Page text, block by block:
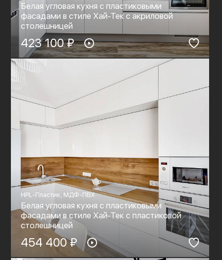
Белая угловая кухня с пластиковыми
фасадами в стиле Хай-Тек c акриловой
столешницей
423 100 ₽
HPL-Пластик, МДФ-ПВХ
Белая угловая кухня с пластиковыми
фасадами в стиле Хай-Тек с пластиковой
столешницей
454 400 ₽